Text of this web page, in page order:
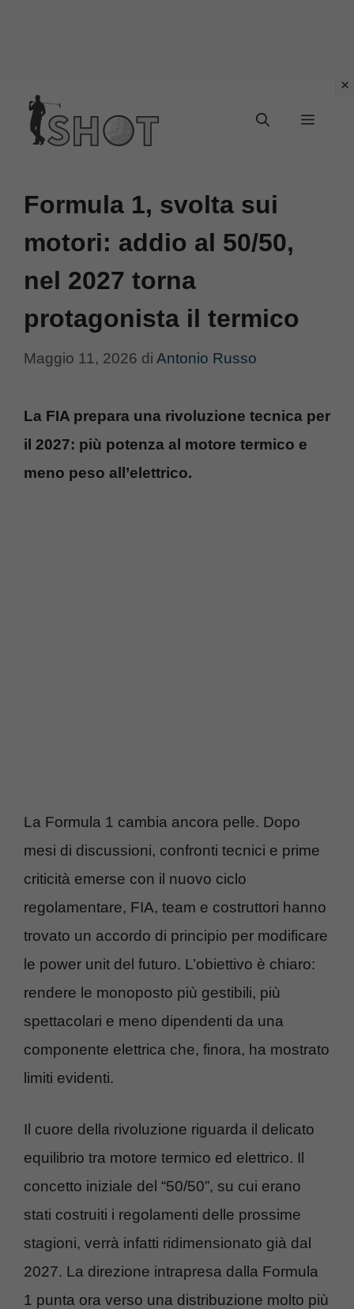
contenuto
Menu
Formula 1, svolta sui
motori: addio al 50/50,
nel 2027 torna
protagonista il termico
Maggio 11, 2026 di Antonio Russo
La FIA prepara una rivoluzione tecnica per
il 2027: più potenza al motore termico e
meno peso all’elettrico.
La Formula 1 cambia ancora pelle. Dopo
mesi di discussioni, confronti tecnici e prime
criticità emerse con il nuovo ciclo
regolamentare, FIA, team e costruttori hanno
trovato un accordo di principio per modificare
le power unit del futuro. L’obiettivo è chiaro:
rendere le monoposto più gestibili, più
spettacolari e meno dipendenti da una
componente elettrica che, finora, ha mostrato
limiti evidenti.
Il cuore della rivoluzione riguarda il delicato
equilibrio tra motore termico ed elettrico. Il
concetto iniziale del “50/50”, su cui erano
stati costruiti i regolamenti delle prossime
stagioni, verrà infatti ridimensionato già dal
2027. La direzione intrapresa dalla Formula
1 punta ora verso una distribuzione molto più